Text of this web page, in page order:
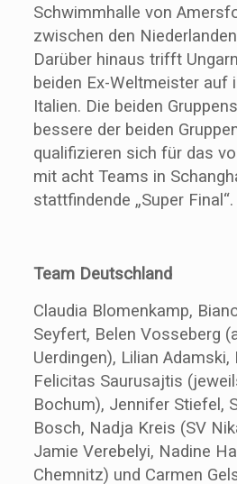
Schwimmhalle von
zwischen den
Darüber hinaus trifft
beiden Ex-Weltmeister auf
Italien. Die beiden
bessere der beiden
qualifizieren sich für das
mit acht Teams in
stattfindende „Super Final“.
Team Deutschland
Claudia Blomenkamp,
Seyfert, Belen Vosseberg
Uerdingen), Lilian
Felicitas Saurusajtis
Bochum), Jennifer Stiefel,
Bosch, Nadja Kreis (SV
Jamie Verebelyi, Nadine
Chemnitz) und Carmen